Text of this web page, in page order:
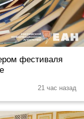
фестиваля
21 час назад